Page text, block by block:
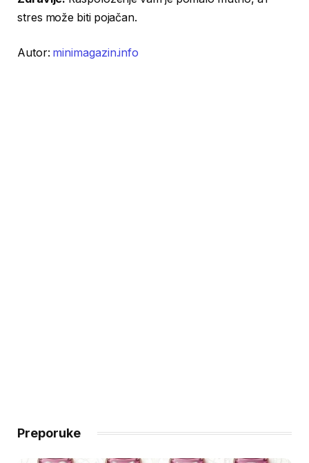
stres može biti pojačan.
Autor: minimagazin.info
Preporuke